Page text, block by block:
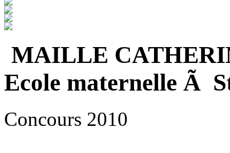
MAILLE
Ecole maternelle Ã
Concours 2010